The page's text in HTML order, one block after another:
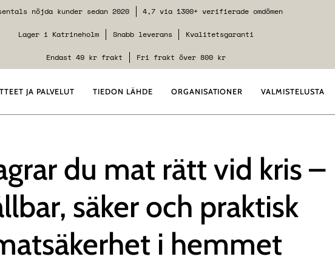
nöjda kunder sedan 2020 4,7 via 1300+ verifierade omdömen
Lager i Katrineholm Snabb leverans Kvalitetsgaranti
Endast 49 kr frakt Fri frakt över 800 kr
JA PALVELUT TIEDON LÄHDE ORGANISATIONER VALMISTELUSTA
du mat rätt vid kris –
säker och praktisk
i hemmet